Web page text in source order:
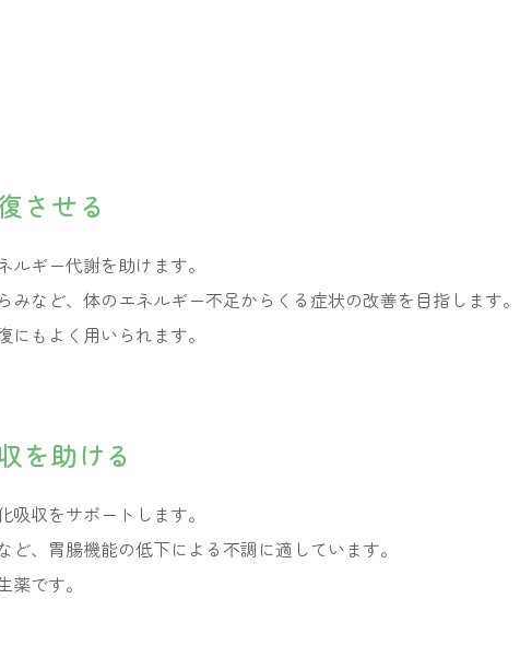
させる
ギー代謝を助けます。
など、体のエネルギー不足からくる症状の改善を目指します。
もよく用いられます。
を助ける
収をサポートします。
、胃腸機能の低下による不調に適しています。
です。